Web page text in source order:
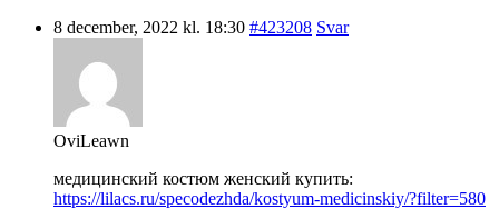
8 december, 2022 kl. 18:30 #423208 Svar
OviLeawn
медицинский костюм женский купить:
https://lilacs.ru/specodezhda/kostyum-medicinskiy/?filter=580